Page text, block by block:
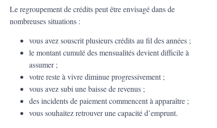
Le regroupement de crédits peut être envisagé dans de
nombreuses situations :
vous avez souscrit plusieurs crédits au fil des années ;
le montant cumulé des mensualités devient difficile à
assumer ;
votre reste à vivre diminue progressivement ;
vous avez subi une baisse de revenus ;
des incidents de paiement commencent à apparaître ;
vous souhaitez retrouver une capacité d’emprunt.